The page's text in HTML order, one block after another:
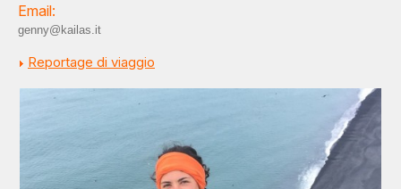
Email:
genny@kailas.it
Reportage di viaggio